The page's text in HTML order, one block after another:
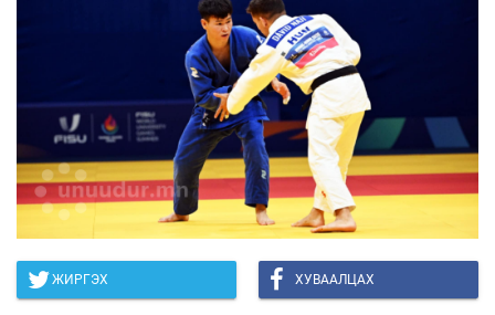
ЖИРГЭХ ХУВААЛЦАХ